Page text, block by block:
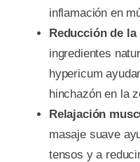
inflamación en
Reducción de
ingredientes
hypericum
hinchazón en la
Relajación
masaje suave
tensos y a